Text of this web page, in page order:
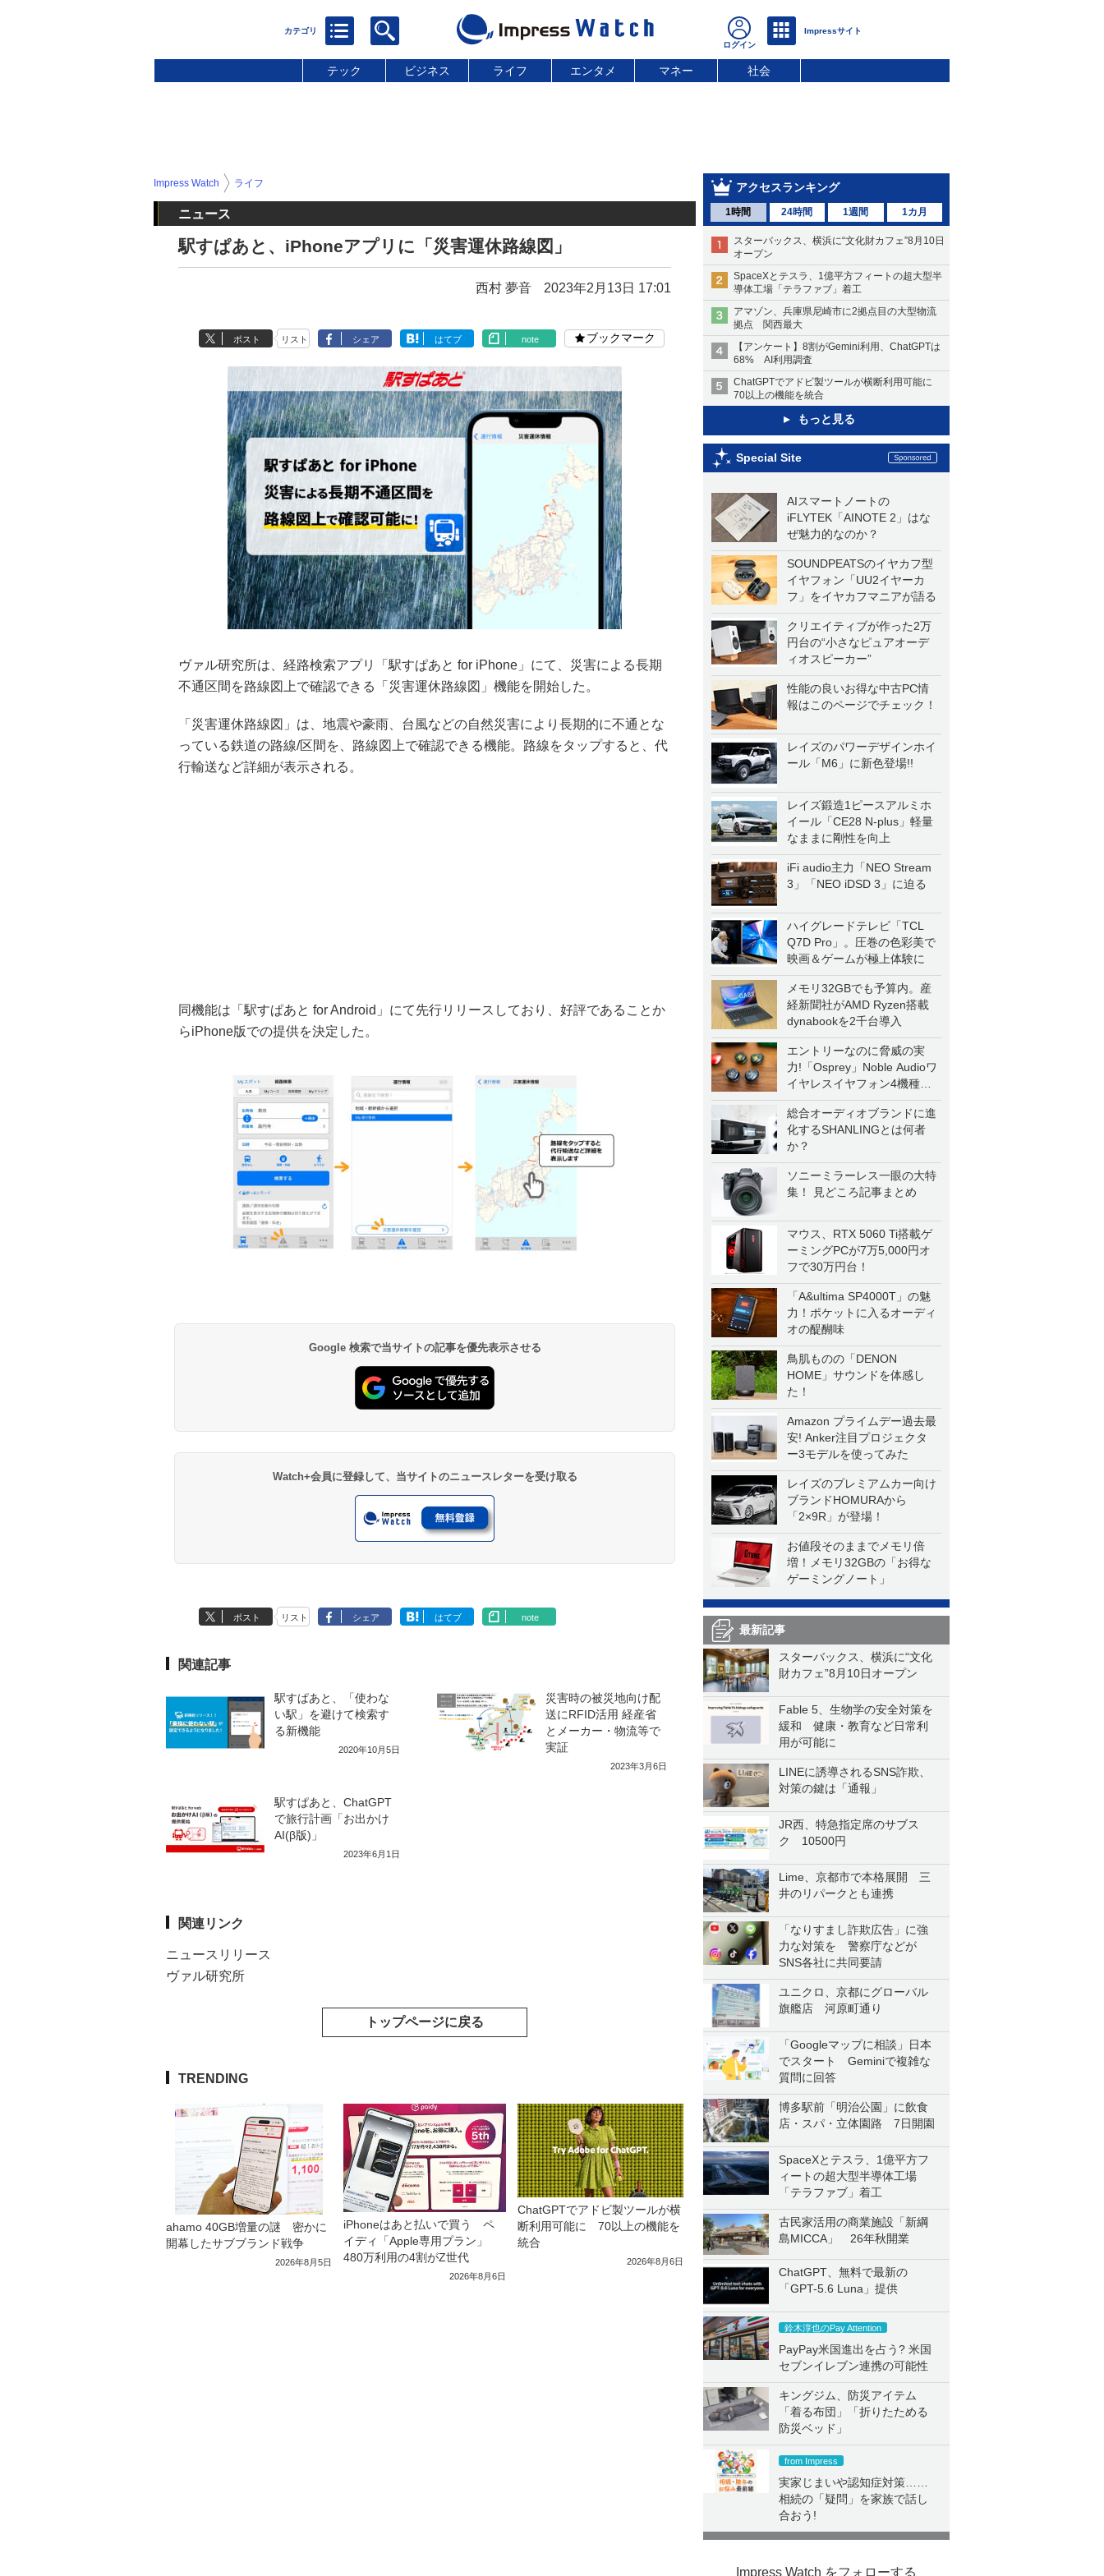
テック ビジネス ライフ エンタメ マネー 社会
アクセスランキング
1時間 24時間 1週間 1カ月
スターバックス、横浜に“文化財カフェ”8月10日
オープン
SpaceXとテスラ、1億平方フィートの超大型半
導体工場「テラファブ」着工
アマゾン、兵庫県尼崎市に2拠点目の大型物流
拠点 関西最大
【アンケート】8割がGemini利用、ChatGPTは
68% AI利用調査
ChatGPTでアドビ製ツールが横断利用可能に
70以上の機能を統合
もっと見る
Special Site
AIスマートノートの
iFLYTEK「AINOTE 2」はな
ぜ魅力的なのか？
SOUNDPEATSのイヤカフ型
イヤフォン「UU2イヤーカ
フ」をイヤカフマニアが語る
クリエイティブが作った2万
円台の“小さなピュアオーデ
ィオスピーカー”
性能の良いお得な中古PC情
報はこのページでチェック！
レイズのパワーデザインホイ
ール「M6」に新色登場!!
レイズ鍛造1ピースアルミホ
イール「CE28 N-plus」軽量
なままに剛性を向上
iFi audio主力「NEO Stream
3」「NEO iDSD 3」に迫る
ハイグレードテレビ「TCL
Q7D Pro」。圧巻の色彩美で
映画＆ゲームが極上体験に
メモリ32GBでも予算内。産
経新聞社がAMD Ryzen搭載
dynabookを2千台導入
エントリーなのに脅威の実
力!「Osprey」Noble Audioワ
イヤレスイヤフォン4機種を
一気に聴く
総合オーディオブランドに進
化するSHANLINGとは何者
か？
ソニーミラーレス一眼の大特
集！ 見どころ記事まとめ
マウス、RTX 5060 Ti搭載ゲ
ーミングPCが7万5,000円オ
フで30万円台！
「A&ultima SP4000T」の魅
力！ポケットに入るオーディ
オの醍醐味
鳥肌ものの「DENON
HOME」サウンドを体感し
た！
Amazon プライムデー過去最
安! Anker注目プロジェクタ
ー3モデルを使ってみた
レイズのプレミアムカー向け
ブランドHOMURAから
「2×9R」が登場！
お値段そのままでメモリ倍
増！メモリ32GBの「お得な
ゲーミングノート」
最新記事
スターバックス、横浜に“文化
財カフェ”8月10日オープン
Fable 5、生物学の安全対策を
緩和 健康・教育など日常利
用が可能に
LINEに誘導されるSNS詐欺、
対策の鍵は「通報」
JR西、特急指定席のサブス
ク 10500円
Lime、京都市で本格展開 三
井のリパークとも連携
「なりすまし詐欺広告」に強
力な対策を 警察庁などが
SNS各社に共同要請
ユニクロ、京都にグローバル
旗艦店 河原町通り
「Googleマップに相談」日本
でスタート Geminiで複雑な
質問に回答
博多駅前「明治公園」に飲食
店・スパ・立体園路 7日開園
SpaceXとテスラ、1億平方フ
ィートの超大型半導体工場
「テラファブ」着工
古民家活用の商業施設「新綱
島MICCA」 26年秋開業
ChatGPT、無料で最新の
「GPT-5.6 Luna」提供
鈴木淳也のPay Attention
PayPay米国進出を占う? 米国
セブンイレブン連携の可能性
キングジム、防災アイテム
「着る布団」「折りたためる
防災ベッド」
from Impress
実家じまいや認知症対策……
相続の「疑問」を家族で話し
合おう!
Impress Watch をフォローする
Impress Watch ライフ
ニュース
駅すぱあと、iPhoneアプリに「災害運休路線図」
西村 夢音 2023年2月13日 17:01
ポスト リスト シェア はてブ note ブックマーク
ヴァル研究所は、経路検索アプリ「駅すぱあと for iPhone」にて、災害による長期
不通区間を路線図上で確認できる「災害運休路線図」機能を開始した。
「災害運休路線図」は、地震や豪雨、台風などの自然災害により長期的に不通とな
っている鉄道の路線/区間を、路線図上で確認できる機能。路線をタップすると、代
行輸送など詳細が表示される。
同機能は「駅すぱあと for Android」にて先行リリースしており、好評であることか
らiPhone版での提供を決定した。
Google 検索で当サイトの記事を優先表示させる
Watch+会員に登録して、当サイトのニュースレターを受け取る
ポスト リスト シェア はてブ note
関連記事
駅すぱあと、「使わな
い駅」を避けて検索す
る新機能
2020年10月5日
災害時の被災地向け配
送にRFID活用 経産省
とメーカー・物流等で
実証
2023年3月6日
駅すぱあと、ChatGPT
で旅行計画「お出かけ
AI(β版)」
2023年6月1日
関連リンク
ニュースリリース
ヴァル研究所
トップページに戻る
TRENDING
ahamo 40GB増量の謎 密かに
開幕したサブブランド戦争
2026年8月5日
iPhoneはあと払いで買う ペ
イディ「Apple専用プラン」
480万利用の4割がZ世代
2026年8月6日
ChatGPTでアドビ製ツールが横
断利用可能に 70以上の機能を
統合
2026年8月6日